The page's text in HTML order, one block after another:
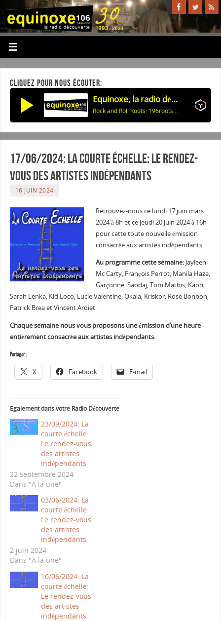
CLIQUEZ POUR NOUS ÉCOUTER:
Equinoxe, la radio découverte
Rock and Roll Roots: 196rootsblum2 23-01-2021
17/06/2024: La courte échelle: Le rendez-
vous des artistes indépendants
16 JUIN 2024
Retrouvez-nous ce lundi 17 juin mars
2024 à 8h et ce jeudi 20 juin 2024 à 16h
pour cette toute nouvelle émission
consacrée aux artistes indépendants.
Au programme cette semaine:Jayleen
Mc Carty, François Perrot, Manila Haze,
Garçonne, Saodaj, Tom Mathis, Kaori,
Sarah Lenka, Kid Loco, Lucie Valentine, Okala, Kriskor, Rose Bonbon,
Patrick Brea et Vincent Ardiet.
Chaque semaine nous vous proposons une émission d’une heure
entièrement consacrée aux artistes indépendants.
Partager :
X Facebook E-mail
Egalement dans votre Radio Découverte
23/09/2024: La
courte échelle:
Le rendez-vous
des artistes
indépendants
22 septembre 2024
Dans "A la une"
03/06/2024: La
courte échelle:
Le rendez-vous
des artistes
indépendants
2 juin 2024
Dans "A la une"
10/06/2024: La
courte échelle:
Le rendez-vous
des artistes
indépendants